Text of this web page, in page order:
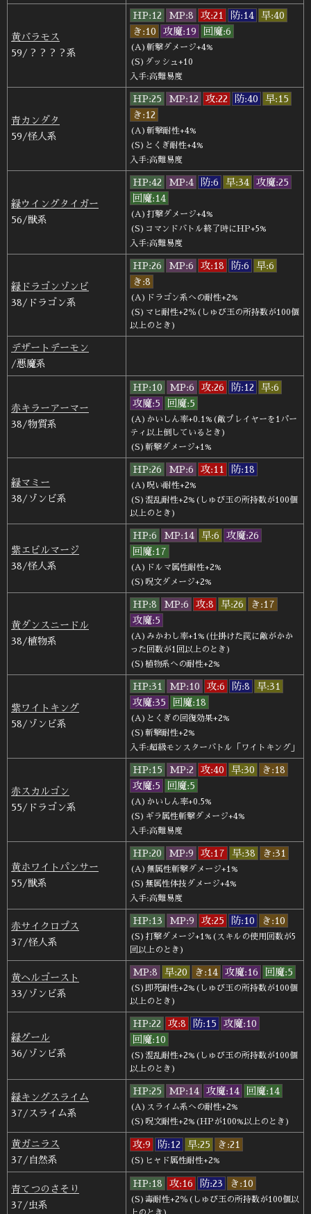
黄バラモス
59/？？？？系
HP:12 MP:8 攻:21 防:14
早:40
き:10
攻魔:19 回魔:6
(A)斬撃ダメージ+4%
(S)ダッシュ+10
入手:高難易度
青カンダタ
59/怪人系
HP:25 MP:12 攻:22 防:40
早:15
き:12
(A)斬撃耐性+4%
(S)とくぎ耐性+4%
入手:高難易度
緑ウイングタイガー
56/獣系
HP:42 MP:4 防:6 早:34
攻魔:25
回魔:14
(A)打撃ダメージ+4%
(S)コマンドバトル終了時にHP+5%
入手:高難易度
緑ドラゴンゾンビ
38/ドラゴン系
HP:26 MP:6 攻:18 防:6
早:6
き:8
(A)ドラゴン系への耐性+2%
(S)マヒ耐性+2％(しゅび玉の所持数が100個
以上のとき)
デザートデーモン
/悪魔系
赤キラーアーマー
38/物質系
HP:10 MP:6 攻:26 防:12
早:6
攻魔:5
回魔:5
(A)かいしん率+0.1%(敵プレイヤーを1パー
ティ以上倒しているとき)
(S)斬撃ダメージ+1%
緑マミー
38/ゾンビ系
HP:26 MP:6 攻:11 防:18
(A)呪い耐性+2%
(S)混乱耐性+2%(しゅび玉の所持数が100個
以上のとき)
紫エビルマージ
38/怪人系
HP:6 MP:14 早:6
攻魔:26
回魔:17
(A)ドルマ属性耐性+2%
(S)呪文ダメージ+2%
黄ダンスニードル
38/植物系
HP:8 MP:6 攻:8 早:26
き:17
攻魔:5
(A)みかわし率+1%(仕掛けた罠に敵がかか
った回数が1回以上のとき)
(S)植物系への耐性+2%
紫ワイトキング
58/ゾンビ系
HP:31 MP:10 攻:6 防:8
早:31
攻魔:35
回魔:18
(A)とくぎの回復効果+2%
(S)斬撃耐性+2%
入手:超級モンスターバトル「ワイトキング」
赤スカルゴン
55/ドラゴン系
HP:15 MP:2 攻:40 早:30
き:18
攻魔:5
回魔:5
(A)かいしん率+0.5%
(S)ギラ属性斬撃ダメージ+4%
入手:高難易度
黄ホワイトパンサー
55/獣系
HP:20 MP:9 攻:17 早:38 き:31
(A)無属性斬撃ダメージ+1%
(S)無属性体技ダメージ+4%
入手:高難易度
赤サイクロプス
37/怪人系
HP:13 MP:9 攻:25 防:10 き:10
(S)打撃ダメージ+1%(スキルの使用回数が5
回以上のとき)
黄ヘルゴースト
33/ゾンビ系
MP:8 早:20 き:14 攻魔:16 回魔:5
(S)即死耐性+2%(しゅび玉の所持数が100個
以上のとき)
緑グール
36/ゾンビ系
HP:22 攻:8 防:15
攻魔:10
回魔:10
(S)混乱耐性+2%(しゅび玉の所持数が100個
以上のとき)
緑キングスライム
37/スライム系
HP:25 MP:14 攻魔:14 回魔:14
(A)スライム系への耐性+2%
(S)呪文耐性+2%(HPが100%以上のとき)
黄ガニラス
37/自然系
攻:9 防:12 早:25 き:21
(S)ヒャド属性耐性+2%
青てつのさそり
37/虫系
HP:18 攻:16 防:23 き:10
(S)毒耐性+2％(しゅび玉の所持数が100個以